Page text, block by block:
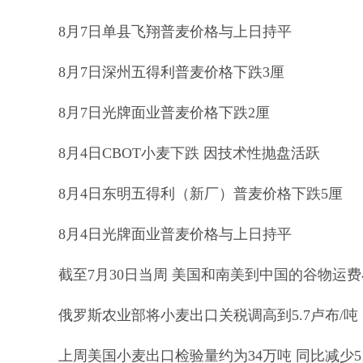
8月7日单县飞翔普麦价格与上日持平
8月7日深州五得利普麦价格下跌3厘
8月7日光牌面业普麦价格下跌2厘
8月4日CBOT小麦下跌 因技术性抛盘活跃
8月4日东明五得利（新厂）普麦价格下跌5厘
8月4日光牌面业普麦价格与上日持平
截至7月30日当周 美国和南美到中国的谷物运
俄罗斯农业部将小麦出口关税调高到5.7卢布/吨
上周美国小麦出口检验量约为34万吨 同比减少